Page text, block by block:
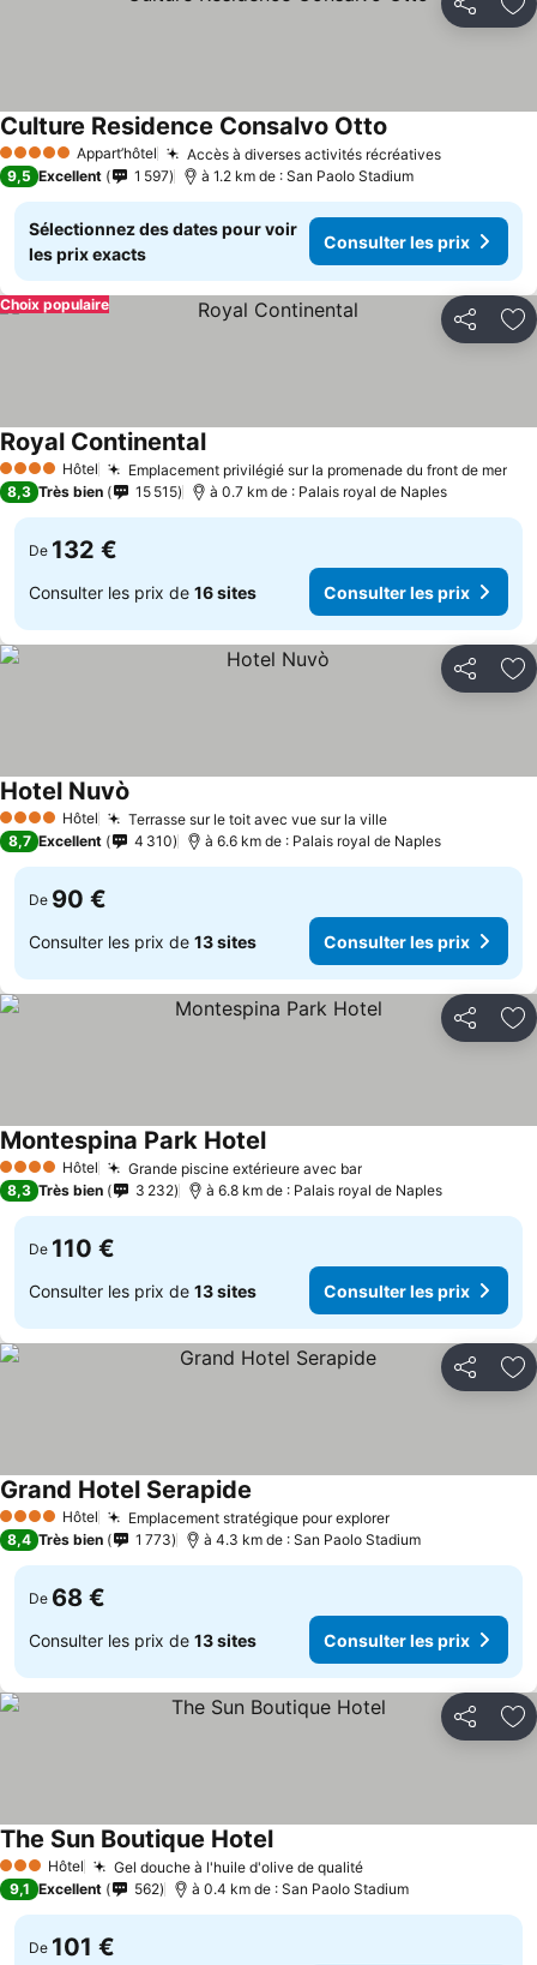
Partager
5 Étoiles Appart’hôtel Accès à diverses activités récréatives
Culture Residence Consalvo Otto
9,5 Excellent 1 597 à 1.2 km de : San Paolo Stadium
Sélectionnez des dates pour voir
les prix exacts
Consulter les prix
Partager
Choix populaire
4 Étoiles Hôtel Emplacement privilégié sur la promenade du front de mer
Royal Continental
8,3 Très bien 15 515 à 0.7 km de : Palais royal de Naples
De 132 €
Consulter les prix de 16 sites Consulter les prix
Partager
4 Étoiles Hôtel Terrasse sur le toit avec vue sur la ville
Hotel Nuvò
8,7 Excellent 4 310 à 6.6 km de : Palais royal de Naples
De 90 €
Consulter les prix de 13 sites Consulter les prix
Partager
4 Étoiles Hôtel Grande piscine extérieure avec bar
Montespina Park Hotel
8,3 Très bien 3 232 à 6.8 km de : Palais royal de Naples
De 110 €
Consulter les prix de 13 sites Consulter les prix
Partager
4 Étoiles Hôtel Emplacement stratégique pour explorer
Grand Hotel Serapide
8,4 Très bien 1 773 à 4.3 km de : San Paolo Stadium
De 68 €
Consulter les prix de 13 sites Consulter les prix
Partager
3 ÉtoilesHôtel Gel douche à l'huile d'olive de qualité
The Sun Boutique Hotel
9,1 Excellent 562 à 0.4 km de : San Paolo Stadium
De 101 €